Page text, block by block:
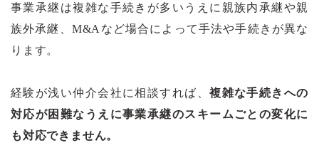
事業承継は複雑な手続きが多いうえに親族内承継や親
族外承継、M&Aなど場合によって手法や手続きが異な
ります。
経験が浅い仲介会社に相談すれば、複雑な手続きへの
対応が困難なうえに事業承継のスキームごとの変化に
も対応できません。